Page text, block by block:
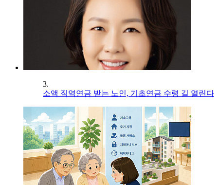
3.
소액 직역연금 받는 노인, 기초연금 수령 길 열린다